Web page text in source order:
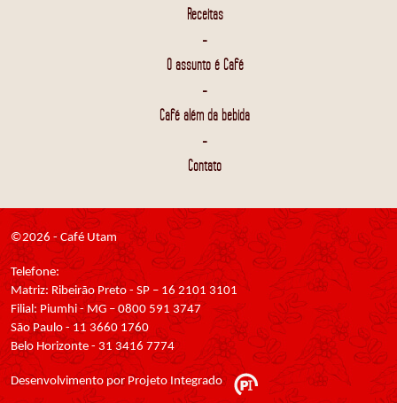
Receitas
-
O assunto é Café
-
Café além da bebida
-
Contato
©2026 - Café Utam
Telefone:
Matriz: Ribeirão Preto - SP – 16 2101 3101
Filial: Piumhi - MG – 0800 591 3747
São Paulo - 11 3660 1760
Belo Horizonte - 31 3416 7774
Desenvolvimento por Projeto Integrado